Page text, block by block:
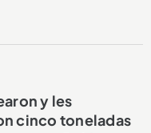
y les
cinco toneladas